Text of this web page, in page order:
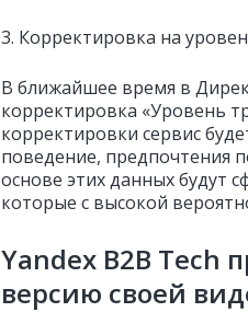
3. Корректировка на
В ближайшее время в
корректировка «Уровень
корректировки сервис
поведение, предпочтения
основе этих данных будут
которые с высокой
Yandex B2B Tech
версию своей